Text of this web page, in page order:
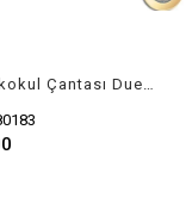
Frozen İlkokul Çantası Due The Power 48018